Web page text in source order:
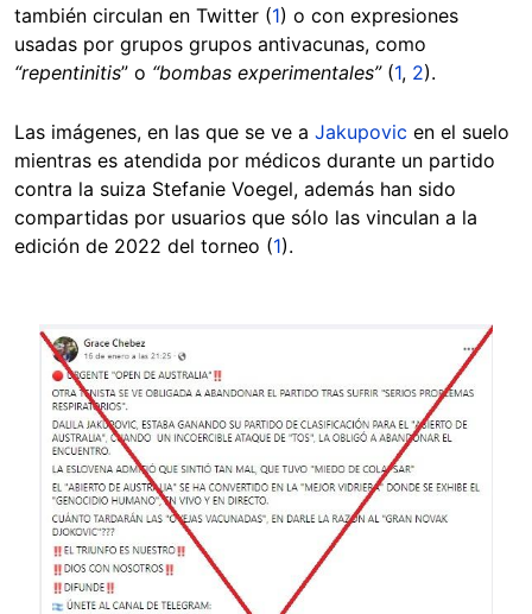
también circulan en Twitter (1) o con expresiones
usadas por grupos grupos antivacunas, como
“repentinitis” o “bombas experimentales” (1, 2).
Las imágenes, en las que se ve a Jakupovic en el suelo
mientras es atendida por médicos durante un partido
contra la suiza Stefanie Voegel, además han sido
compartidas por usuarios que sólo las vinculan a la
edición de 2022 del torneo (1).
Image